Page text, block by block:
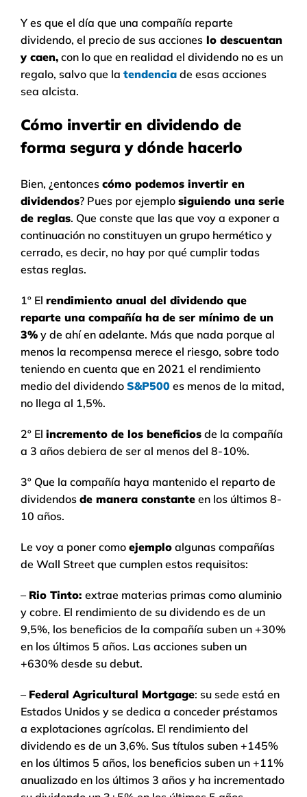
Y es que el día que una compañía reparte
dividendo, el precio de sus acciones lo descuentan
y caen, con lo que en realidad el dividendo no es un
regalo, salvo que la tendencia de esas acciones
sea alcista.
Cómo invertir en dividendo de
forma segura y dónde hacerlo
Bien, ¿entonces cómo podemos invertir en
dividendos? Pues por ejemplo siguiendo una serie
de reglas. Que conste que las que voy a exponer a
continuación no constituyen un grupo hermético y
cerrado, es decir, no hay por qué cumplir todas
estas reglas.
1º El rendimiento anual del dividendo que
reparte una compañía ha de ser mínimo de un
3% y de ahí en adelante. Más que nada porque al
menos la recompensa merece el riesgo, sobre todo
teniendo en cuenta que en 2021 el rendimiento
medio del dividendo S&P500 es menos de la mitad,
no llega al 1,5%.
2º El incremento de los beneficios de la compañía
a 3 años debiera de ser al menos del 8-10%.
3º Que la compañía haya mantenido el reparto de
dividendos de manera constante en los últimos 8-
10 años.
Le voy a poner como ejemplo algunas compañías
de Wall Street que cumplen estos requisitos:
– Rio Tinto: extrae materias primas como aluminio
y cobre. El rendimiento de su dividendo es de un
9,5%, los beneficios de la compañía suben un +30%
en los últimos 5 años. Las acciones suben un
+630% desde su debut.
– Federal Agricultural Mortgage: su sede está en
Estados Unidos y se dedica a conceder préstamos
a explotaciones agrícolas. El rendimiento del
dividendo es de un 3,6%. Sus títulos suben +145%
en los últimos 5 años, los beneficios suben un +11%
anualizado en los últimos 3 años y ha incrementado